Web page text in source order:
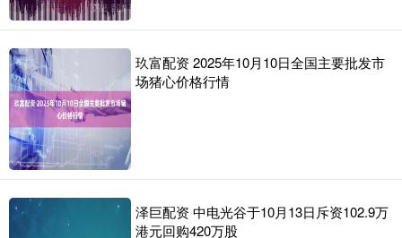
玖富配资 2025年10月10日全国主要批发市
场猪心价格行情
泽巨配资 中电光谷于10月13日斥资102.9万
港元回购420万股